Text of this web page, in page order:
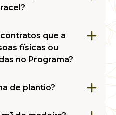
produzidos por
que são
de bancos comerciais.
que a
físicas ou
no Programa?
em que a Paracel
da pessoa ou
de plantio?